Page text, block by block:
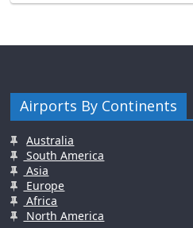
Airports By Continents
Australia
South America
Asia
Europe
Africa
North America